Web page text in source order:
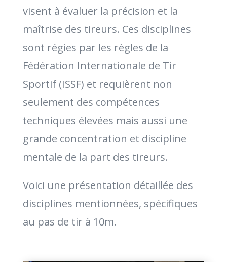
visent à évaluer la précision et la
maîtrise des tireurs. Ces disciplines
sont régies par les règles de la
Fédération Internationale de Tir
Sportif (ISSF) et requièrent non
seulement des compétences
techniques élevées mais aussi une
grande concentration et discipline
mentale de la part des tireurs.
Voici une présentation détaillée des
disciplines mentionnées, spécifiques
au pas de tir à 10m.